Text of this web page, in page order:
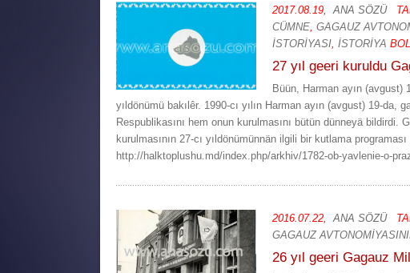
2017.08.19, ANA SÖZÜ
CÜMNE, GAGAUZ
İSTORİYASI, İSTORİYA
27 yıl geeri kuruldu
Büün, Harman ayın (avgust)
yıldönümü bakılêr. 1990-cı yılın Harman ayın (avgust) 19-
Respublikasını hem onun kurulmasını bütün dünneyä bildirdi.
kurulmasının 27-cı yıldönümünnän ilgili bir kutlama programası
http://halktoplushu.md/index.php/arkhiv/1782-ob-yavlenie-o-
2016.07.22, ANA SÖZÜ
GAGAUZ
26 yıl geeri Gagauz